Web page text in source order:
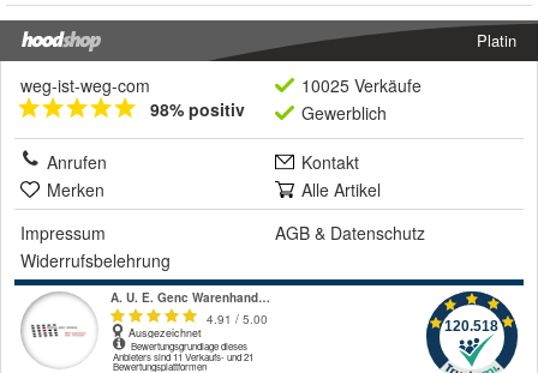
Platin
weg-ist-weg-com
98% positiv
10025 Verkäufe
Gewerblich
Anrufen
Kontakt
Merken
Alle Artikel
Impressum
AGB & Datenschutz
Widerrufsbelehrung